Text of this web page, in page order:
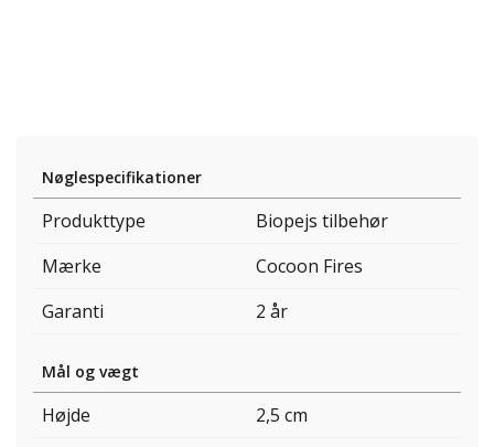
Nøglespecifikationer
Produkttype
Biopejs tilbehør
Mærke
Cocoon Fires
Garanti
2 år
Mål og vægt
Højde 2,5 cm